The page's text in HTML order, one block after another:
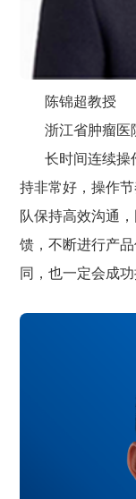
陈锦超教授
浙江省肿瘤医
长时间连续操
持非常好，操作
队保持高效沟通
馈，不断进行产
同，也一定会成